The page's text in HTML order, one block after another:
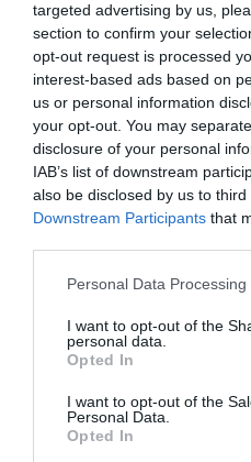
targeted advertising by us,
section to confirm your
opt-out request is processed
interest-based ads based on
us or personal information
your opt-out. You may
disclosure of your personal
IAB’s list of downstream
also be disclosed by us to
Downstream Participants that
Please note that this website/
not limited to your visit or
grant or deny consent to
use your data for below
consent section.
Personal Data
I want to opt-out of the
personal data.
Opted In
I want to opt-out of the
Personal Data.
Opted In
«πράσινα» γκολ!
Ο Παναθηναϊκός αποτελεί
Εθνικής και στο πόλο και οι
«γαλανόλευκη» στον τελικό,
αποτελεί το παρόν και το
συγκροτήματος.
25.07.2026 ΠΟΛΟ ΑΝΔΡΩΝ